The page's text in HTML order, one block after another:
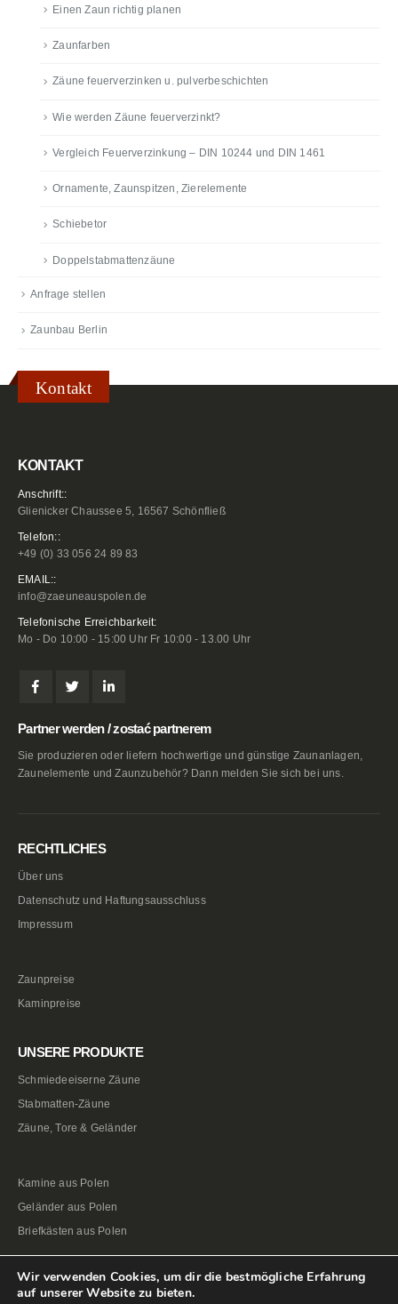
Einen Zaun richtig planen
Zaunfarben
Zäune feuerverzinken u. pulverbeschichten
Wie werden Zäune feuerverzinkt?
Vergleich Feuerverzinkung – DIN 10244 und DIN 1461
Ornamente, Zaunspitzen, Zierelemente
Schiebetor
Doppelstabmattenzäune
Anfrage stellen
Zaunbau Berlin
Kontakt
KONTAKT
Anschrift::
Glienicker Chaussee 5, 16567 Schönfließ
Telefon::
+49 (0) 33 056 24 89 83
EMAIL::
info@zaeuneauspolen.de
Telefonische Erreichbarkeit:
Mo - Do 10:00 - 15:00 Uhr Fr 10:00 - 13.00 Uhr
Partner werden / zostać partnerem
Sie produzieren oder liefern hochwertige und günstige Zaunanlagen,
Zaunelemente und Zaunzubehör? Dann melden Sie sich bei uns.
RECHTLICHES
Über uns
Datenschutz und Haftungsausschluss
Impressum
Zaunpreise
Kaminpreise
UNSERE PRODUKTE
Schmiedeeiserne Zäune
Stabmatten-Zäune
Zäune, Tore & Geländer
Kamine aus Polen
Geländer aus Polen
Briefkästen aus Polen
Wir verwenden Cookies, um dir die bestmögliche Erfahrung
auf unserer Website zu bieten.